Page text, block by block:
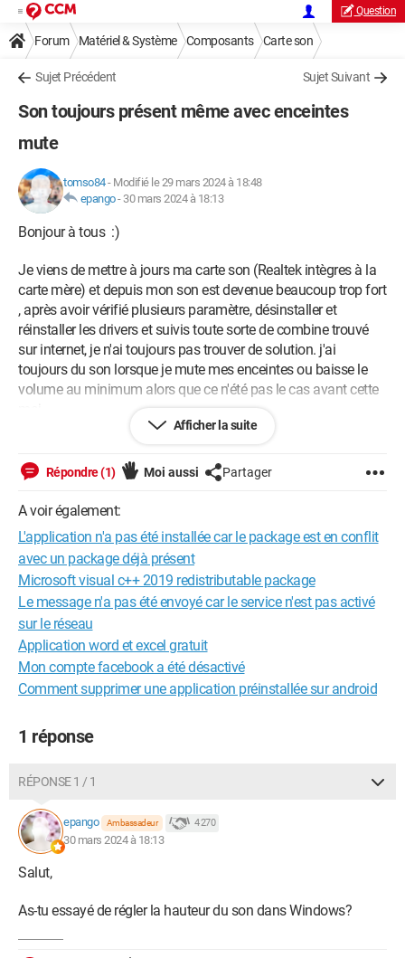
Question
Forum Matériel & Système Composants Carte son
Sujet Précédent Sujet Suivant
Son toujours présent même avec enceintes
mute
tomso84- Modifié le 29 mars 2024 à 18:48
epango- 30 mars 2024 à 18:13
Bonjour à tous :)
Je viens de mettre à jours ma carte son (Realtek intègres à la
carte mère) et depuis mon son est devenue beaucoup trop fort
, après avoir vérifié plusieurs paramètre, désinstaller et
réinstaller les drivers et suivis toute sorte de combine trouvé
sur internet, je n'ai toujours pas trouver de solution. j'ai
toujours du son lorsque je mute mes enceintes ou baisse le
volume au minimum alors que ce n'été pas le cas avant cette
Merci.
Windows / Chrome 123.0.0.0
Afficher la suite
Répondre (1) Moi aussi Partager
A voir également:
L'application n'a pas été installée car le package est en conflit
avec un package déjà présent
Microsoft visual c++ 2019 redistributable package
Le message n'a pas été envoyé car le service n'est pas activé
sur le réseau
Application word et excel gratuit
Mon compte facebook a été désactivé
Comment supprimer une application préinstallée sur android
1 réponse
RÉPONSE 1 / 1
epango Ambassadeur 4 270
30 mars 2024 à 18:13
Salut,
As-tu essayé de régler la hauteur du son dans Windows?